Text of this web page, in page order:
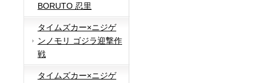
BORUTO 忍里
タイムズカー×ニジゲ
ンノモリ ゴジラ迎撃作
戦
タイムズカー×ニジゲ